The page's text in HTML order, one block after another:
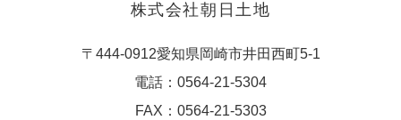
株式会社朝日土地
〒444-0912愛知県岡崎市井田西町5-1
電話：0564-21-5304
FAX：0564-21-5303